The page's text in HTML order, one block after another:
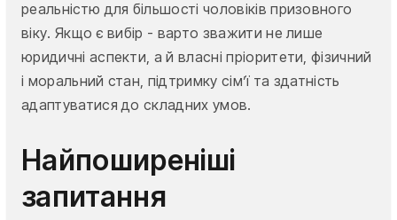
реальністю для більшості чоловіків призовного
віку. Якщо є вибір - варто зважити не лише
юридичні аспекти, а й власні пріоритети, фізичний
і моральний стан, підтримку сім’ї та здатність
адаптуватися до складних умов.
Найпоширеніші
запитання